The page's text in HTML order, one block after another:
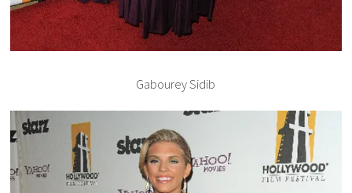
Gabourey Sidib